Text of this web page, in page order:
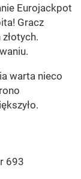
Eurojackpot
Gracz
warta nieco
693